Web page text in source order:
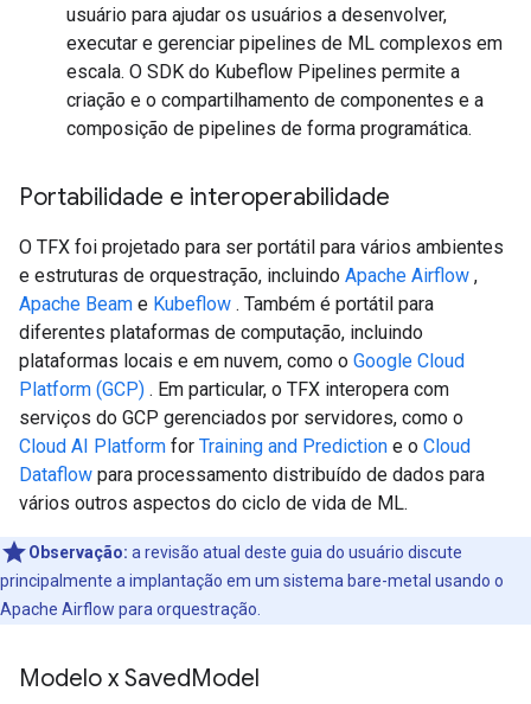
usuário para ajudar os usuários a desenvolver,
executar e gerenciar pipelines de ML complexos em
escala. O SDK do Kubeflow Pipelines permite a
criação e o compartilhamento de componentes e a
composição de pipelines de forma programática.
Portabilidade e interoperabilidade
O TFX foi projetado para ser portátil para vários ambientes
e estruturas de orquestração, incluindo Apache Airflow ,
Apache Beam e Kubeflow . Também é portátil para
diferentes plataformas de computação, incluindo
plataformas locais e em nuvem, como o Google Cloud
Platform (GCP) . Em particular, o TFX interopera com
serviços do GCP gerenciados por servidores, como o
Cloud AI Platform for Training and Prediction e o Cloud
Dataflow para processamento distribuído de dados para
vários outros aspectos do ciclo de vida de ML.
Observação: a revisão atual deste guia do usuário discute
principalmente a implantação em um sistema bare-metal usando o
Apache Airflow para orquestração.
Modelo x SavedModel